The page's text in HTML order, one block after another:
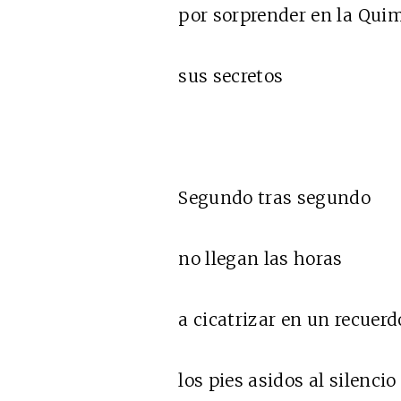
por sorprender en la
sus secretos
Segundo tras segundo
no llegan las horas
a cicatrizar en un
los pies asidos al silencio